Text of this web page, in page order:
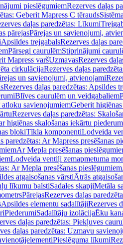
pieslēgumiemRezerves daļas
Geberit Mapress C tērauds
daļas paredzētas: Līkumi
pārejasPārejas un savienojumi,
Apsildes trejgabalsRezerves daļas
Pārsegi caurulēmStiprinājumi
Mapress varšUzmavasRezerves
cirkulācijaRezerves daļas
un savienojumi, atvienojami
Rezerves daļas paredzētas: Apsildes
Blīves caurulēm un veidgabaliem
savienojumiemGeberit higiēnas
Rezerves daļas paredzētas:
higiēnas skalošanas iekārtu
blokiTīkla komponentiLodveida
paredzētas: Ar Mapress presēšanas
Ar Mepla presēšanas
Lodveida ventiļi zemapmetuma
Ar Mepla presēšanas pieslēgumiem
atgaisošanas vārstiĀtrās
līkumu balstiSadales skapjiMetāla
PārejasRezerves daļas
Apsildes elementu sadalītājiRezerves
PiederumiSadalītāju izolācijaĒku
daļas paredzētas: Piekļuves
daļas paredzētas: Uzmavu
Pieslēguma līkumi